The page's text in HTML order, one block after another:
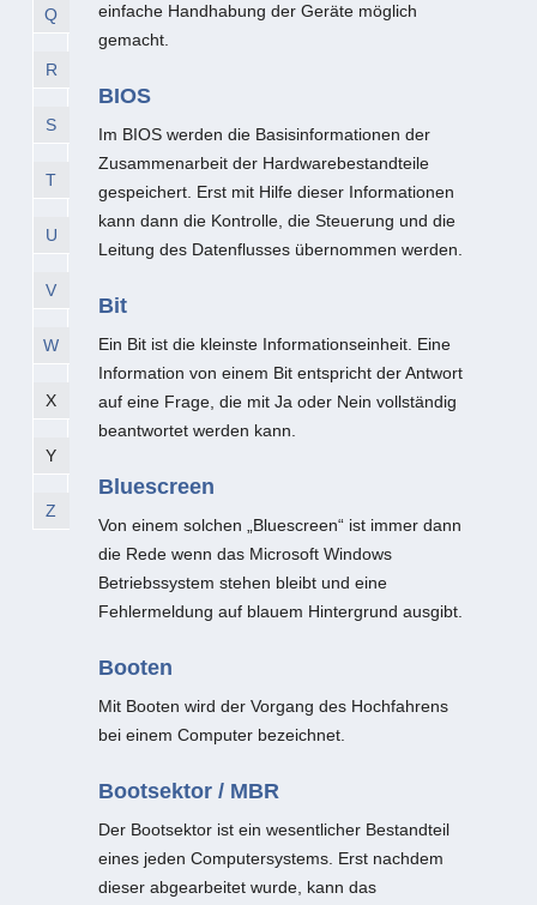
Q
R
S
T
U
V
W
X
Y
Z
einfache Handhabung der Geräte möglich
gemacht.
BIOS
Im BIOS werden die Basisinformationen der
Zusammenarbeit der Hardwarebestandteile
gespeichert. Erst mit Hilfe dieser Informationen
kann dann die Kontrolle, die Steuerung und die
Leitung des Datenflusses übernommen werden.
Bit
Ein Bit ist die kleinste Informationseinheit. Eine
Information von einem Bit entspricht der Antwort
auf eine Frage, die mit Ja oder Nein vollständig
beantwortet werden kann.
Bluescreen
Von einem solchen „Bluescreen“ ist immer dann
die Rede wenn das Microsoft Windows
Betriebssystem stehen bleibt und eine
Fehlermeldung auf blauem Hintergrund ausgibt.
Booten
Mit Booten wird der Vorgang des Hochfahrens
bei einem Computer bezeichnet.
Bootsektor / MBR
Der Bootsektor ist ein wesentlicher Bestandteil
eines jeden Computersystems. Erst nachdem
dieser abgearbeitet wurde, kann das